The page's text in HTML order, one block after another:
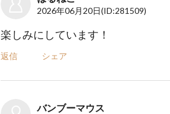
2026年06月20日(ID:281509)
楽しみにしています！
返信 シェア
バンブーマウス